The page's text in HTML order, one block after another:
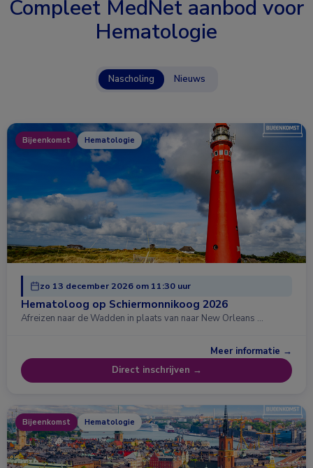
Compleet MedNet aanbod voor
Hematologie
Nascholing Nieuws
Bijeenkomst Hematologie
zo 13 december 2026 om 11:30 uur
Hematoloog op Schiermonnikoog 2026
Afreizen naar de Wadden in plaats van naar New Orleans …
Meer informatie →
Direct inschrijven →
Bijeenkomst Hematologie